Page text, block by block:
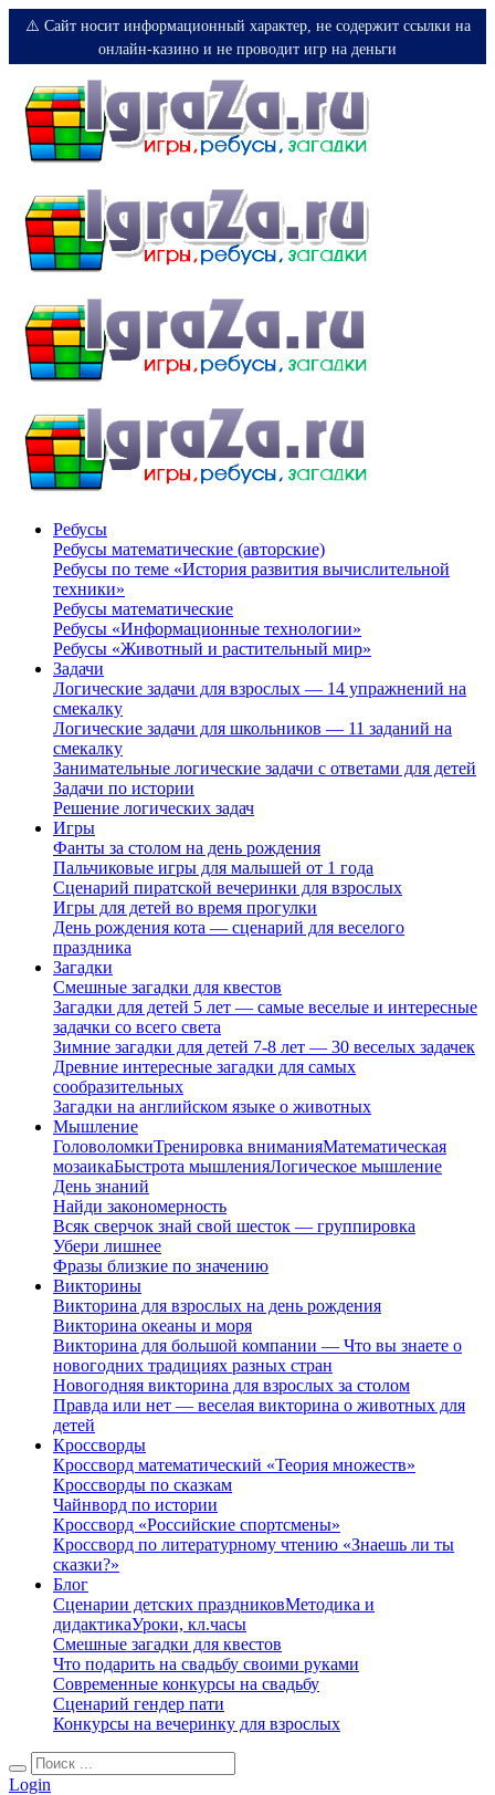
⚠️ Сайт носит информационный характер, не содержит ссылки на
онлайн-казино и не проводит игр на деньги
Ребусы
Ребусы математические (авторские)
Ребусы по теме «История развития вычислительной
техники»
Ребусы математические
Ребусы «Информационные технологии»
Ребусы «Животный и растительный мир»
Задачи
Логические задачи для взрослых — 14 упражнений на
смекалку
Логические задачи для школьников — 11 заданий на
смекалку
Занимательные логические задачи с ответами для детей
Задачи по истории
Решение логических задач
Игры
Фанты за столом на день рождения
Пальчиковые игры для малышей от 1 года
Сценарий пиратской вечеринки для взрослых
Игры для детей во время прогулки
День рождения кота — сценарий для веселого
праздника
Загадки
Смешные загадки для квестов
Загадки для детей 5 лет — самые веселые и интересные
задачки со всего света
Зимние загадки для детей 7-8 лет — 30 веселых задачек
Древние интересные загадки для самых
сообразительных
Загадки на английском языке о животных
Мышление
ГоловоломкиТренировка вниманияМатематическая
мозаикаБыстрота мышленияЛогическое мышление
День знаний
Найди закономерность
Всяк сверчок знай свой шесток — группировка
Убери лишнее
Фразы близкие по значению
Викторины
Викторина для взрослых на день рождения
Викторина океаны и моря
Викторина для большой компании — Что вы знаете о
новогодних традициях разных стран
Новогодняя викторина для взрослых за столом
Правда или нет — веселая викторина о животных для
детей
Кроссворды
Кроссворд математический «Теория множеств»
Кроссворды по сказкам
Чайнворд по истории
Кроссворд «Российские спортсмены»
Кроссворд по литературному чтению «Знаешь ли ты
сказки?»
Блог
Сценарии детских праздниковМетодика и
дидактикаУроки, кл.часы
Смешные загадки для квестов
Что подарить на свадьбу своими руками
Современные конкурсы на свадьбу
Сценарий гендер пати
Конкурсы на вечеринку для взрослых
Login